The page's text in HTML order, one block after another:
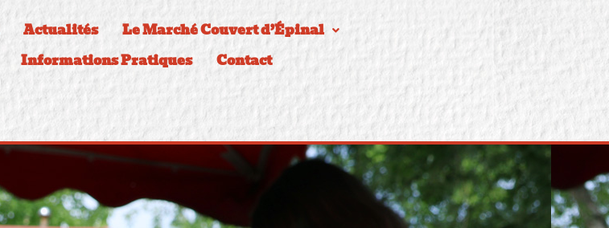
Actualités
Le Marché Couvert d’Épinal
Informations Pratiques
Contact